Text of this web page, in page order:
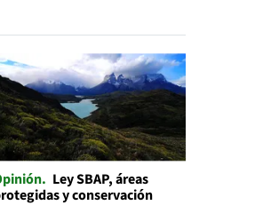
Ley SBAP, áreas
y conservación